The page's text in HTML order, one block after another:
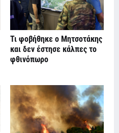
Τι φοβήθηκε ο Μητσοτάκης
και δεν έστησε κάλπες το
φθινόπωρο